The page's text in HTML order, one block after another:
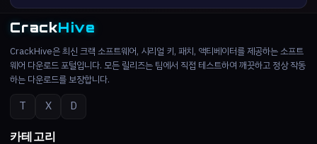
CrackHive
CrackHive은 최신 크랙 소프트웨어, 시리얼 키, 패치, 액티베이터를 제공하는 소프트
웨어 다운로드 포털입니다. 모든 릴리즈는 팀에서 직접 테스트하여 깨끗하고 정상 작동
하는 다운로드를 보장합니다.
T X D
카테고리